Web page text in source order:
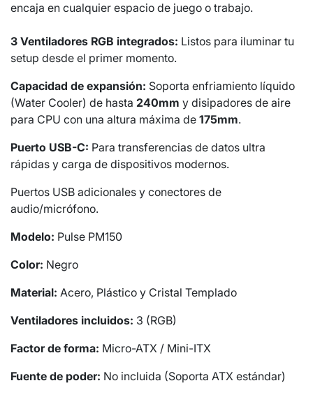
encaja en cualquier espacio de juego o trabajo.
3 Ventiladores RGB integrados: Listos para iluminar tu
setup desde el primer momento.
Capacidad de expansión: Soporta enfriamiento líquido
(Water Cooler) de hasta 240mm y disipadores de aire
para CPU con una altura máxima de 175mm.
Puerto USB-C: Para transferencias de datos ultra
rápidas y carga de dispositivos modernos.
Puertos USB adicionales y conectores de
audio/micrófono.
Modelo: Pulse PM150
Color: Negro
Material: Acero, Plástico y Cristal Templado
Ventiladores incluidos: 3 (RGB)
Factor de forma: Micro-ATX / Mini-ITX
Fuente de poder: No incluida (Soporta ATX estándar)